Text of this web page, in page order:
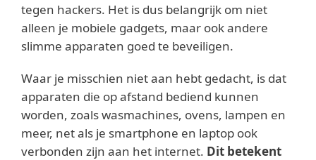
tegen hackers. Het is dus belangrijk om niet
alleen je mobiele gadgets, maar ook andere
slimme apparaten goed te beveiligen.
Waar je misschien niet aan hebt gedacht, is dat
apparaten die op afstand bediend kunnen
worden, zoals wasmachines, ovens, lampen en
meer, net als je smartphone en laptop ook
verbonden zijn aan het internet. Dit betekent